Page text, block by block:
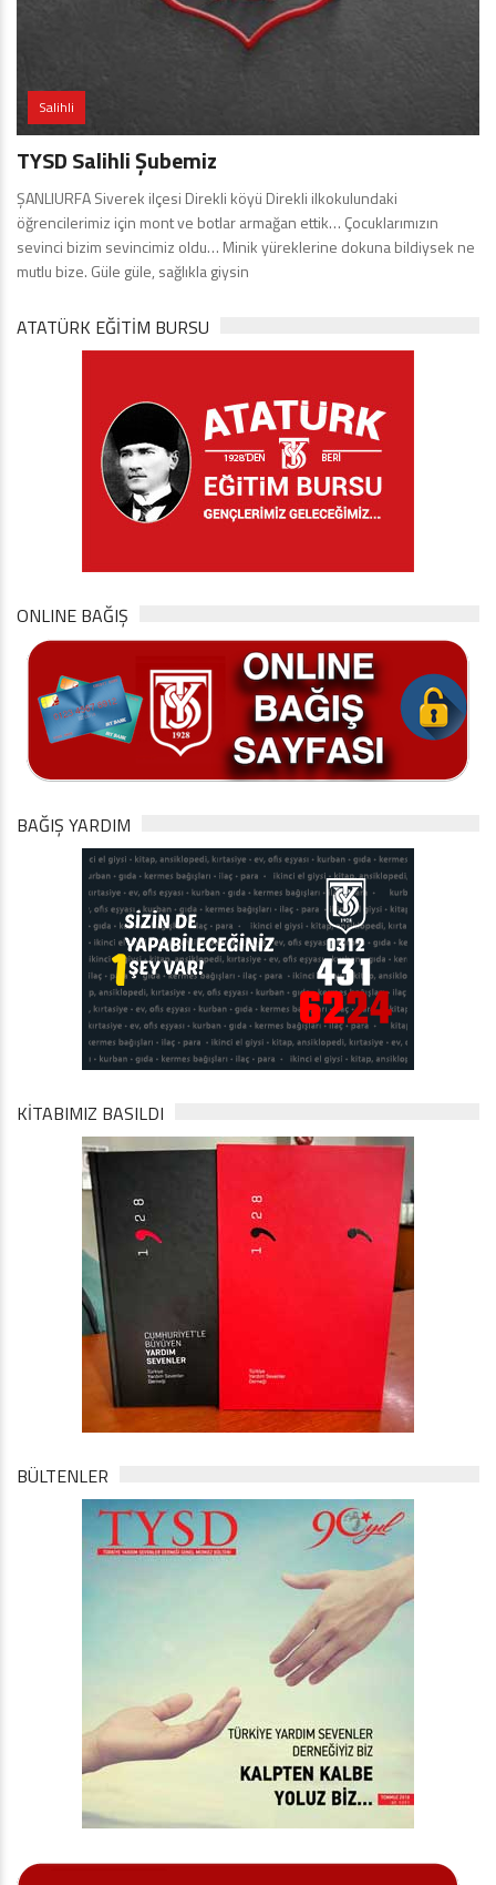
Salihli
TYSD Salihli Şubemiz
ŞANLIURFA Siverek ilçesi Direkli köyü Direkli ilkokulundaki
öğrencilerimiz için mont ve botlar armağan ettik… Çocuklarımızın
sevinci bizim sevincimiz oldu… Minik yüreklerine dokuna bildiysek ne
mutlu bize. Güle güle, sağlıkla giysin
ATATÜRK EĞITIM BURSU
ONLINE BAĞIŞ
BAĞIŞ YARDIM
KİTABIMIZ BASILDI
BÜLTENLER